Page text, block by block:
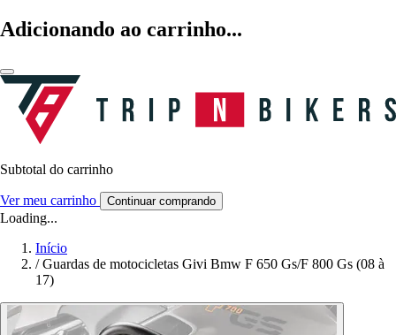
Adicionando ao carrinho...
Subtotal do carrinho
Ver meu carrinho Continuar comprando
Loading...
Início
/ Guardas de motocicletas Givi Bmw F 650 Gs/F 800 Gs (08 à
17)